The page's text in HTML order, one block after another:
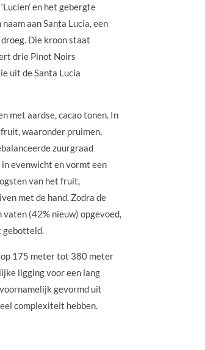
en het gebergte
aan Santa Lucia, een
Die kroon staat
drie Pinot Noirs
uit de Santa Lucia
met aardse, cacao tonen. In
waaronder pruimen,
zuurgraad
evenwicht en vormt een
van het fruit,
met de hand. Zodra de
(42% nieuw) opgevoed,
gebotteld.
175 meter tot 380 meter
ligging voor een lang
gevormd uit
complexiteit hebben.